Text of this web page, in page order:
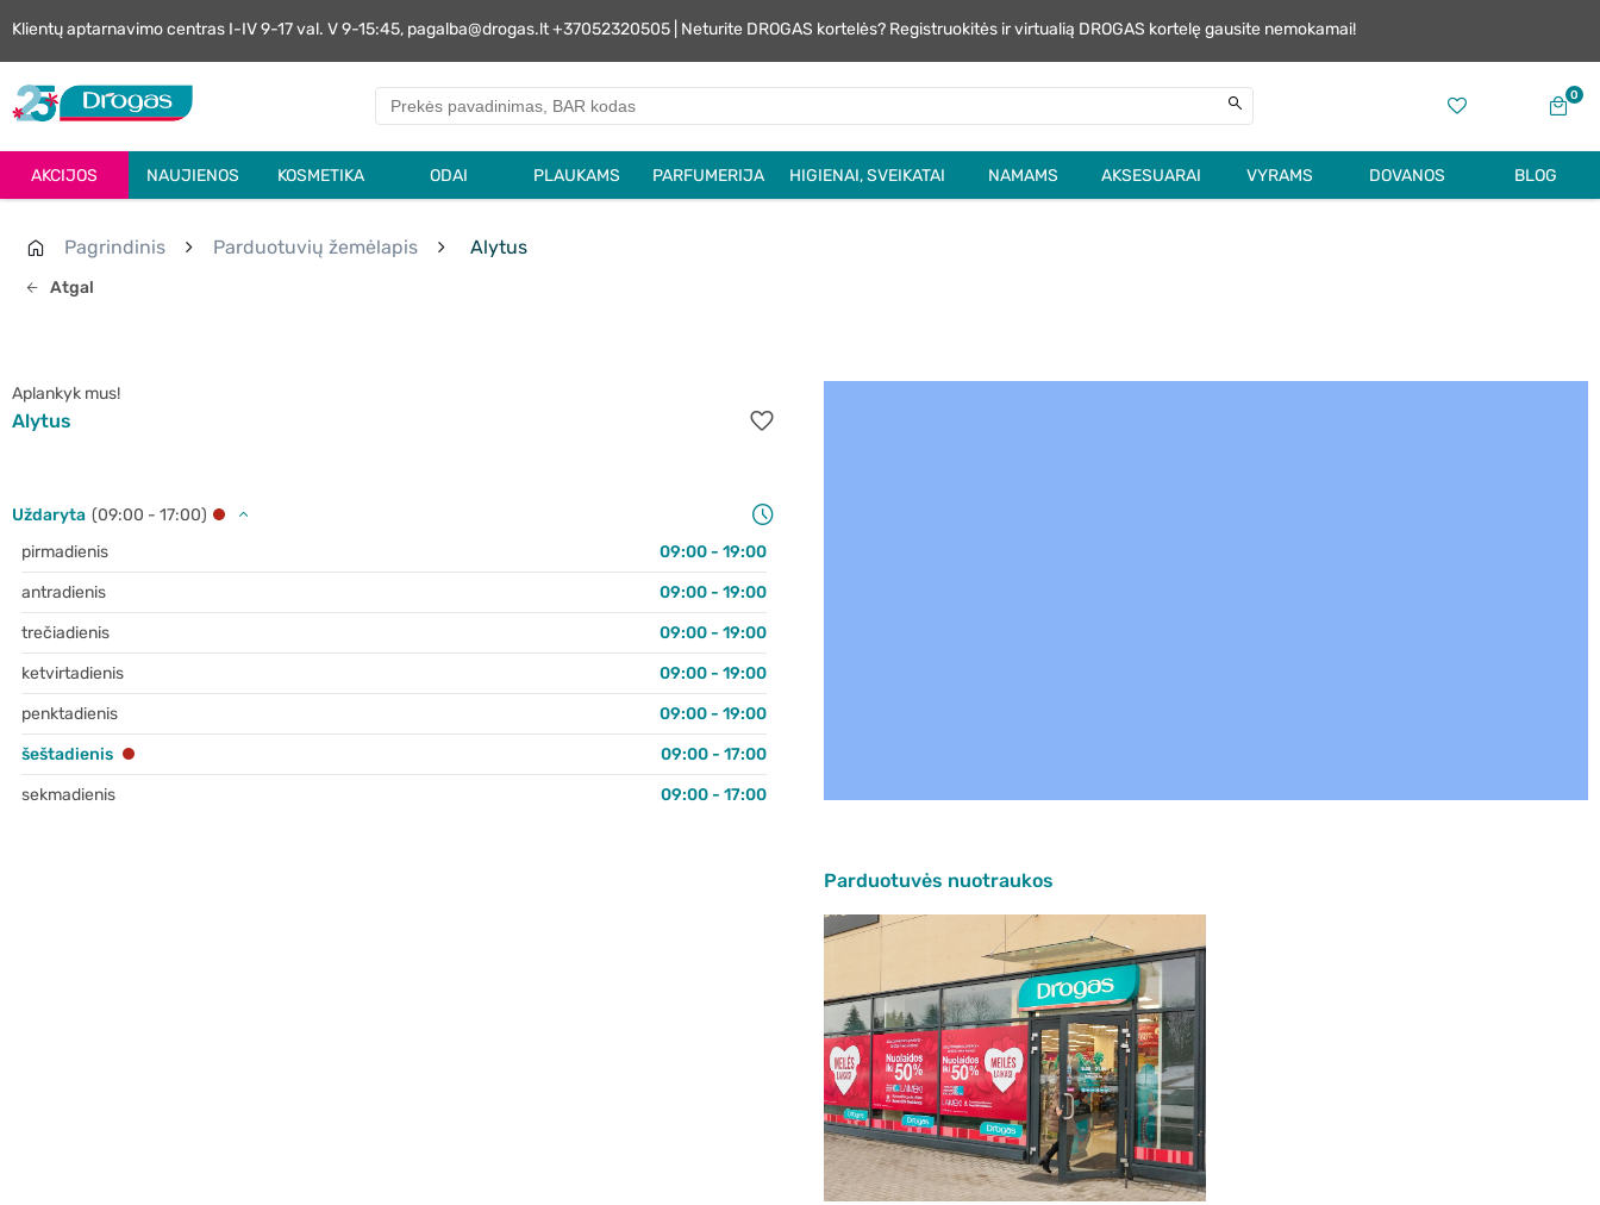
Klientų aptarnavimo centras I-IV 9-17 val. V 9-15:45, pagalba@drogas.lt +37052320505 | Neturite DROGAS kortelės? Registruokitės ir virtualią DROGAS kortelę gausite nemokamai!
0
AKCIJOS NAUJIENOS KOSMETIKA ODAI PLAUKAMS PARFUMERIJA HIGIENAI, SVEIKATAI NAMAMS AKSESUARAI VYRAMS DOVANOS BLOG
Atgal
Pagrindinis Parduotuvių žemėlapis Alytus
Aplankyk mus!
Alytus
Uždaryta (09:00 - 17:00)
pirmadienis
09:00 - 19:00
antradienis
09:00 - 19:00
trečiadienis
09:00 - 19:00
ketvirtadienis
09:00 - 19:00
penktadienis
09:00 - 19:00
šeštadienis
09:00 - 17:00
sekmadienis
09:00 - 17:00
Parduotuvės nuotraukos